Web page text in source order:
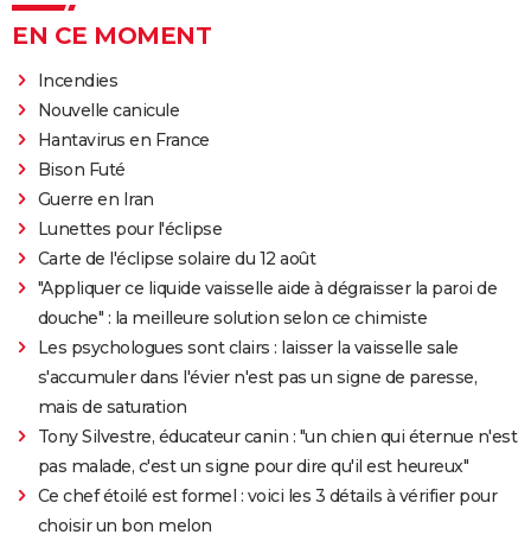
EN CE MOMENT
Incendies
Nouvelle canicule
Hantavirus en France
Bison Futé
Guerre en Iran
Lunettes pour l'éclipse
Carte de l'éclipse solaire du 12 août
"Appliquer ce liquide vaisselle aide à dégraisser la paroi de
douche" : la meilleure solution selon ce chimiste
Les psychologues sont clairs : laisser la vaisselle sale
s'accumuler dans l'évier n'est pas un signe de paresse,
mais de saturation
Tony Silvestre, éducateur canin : "un chien qui éternue n'est
pas malade, c'est un signe pour dire qu'il est heureux"
Ce chef étoilé est formel : voici les 3 détails à vérifier pour
choisir un bon melon